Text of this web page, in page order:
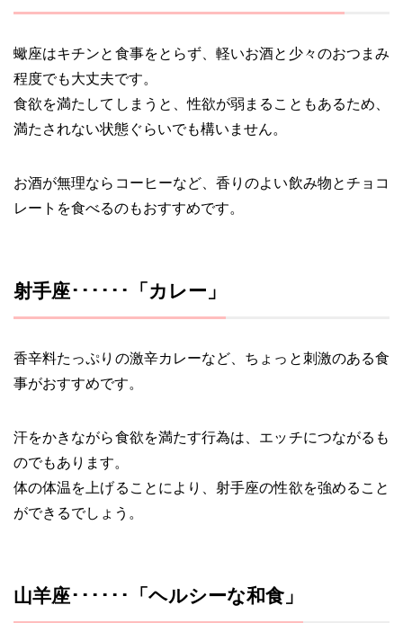
蠍座はキチンと食事をとらず、軽いお酒と少々のおつまみ
程度でも大丈夫です。
食欲を満たしてしまうと、性欲が弱まることもあるため、
満たされない状態ぐらいでも構いません。
お酒が無理ならコーヒーなど、香りのよい飲み物とチョコ
レートを食べるのもおすすめです。
射手座･･････「カレー」
香辛料たっぷりの激辛カレーなど、ちょっと刺激のある食
事がおすすめです。
汗をかきながら食欲を満たす行為は、エッチにつながるも
のでもあります。
体の体温を上げることにより、射手座の性欲を強めること
ができるでしょう。
山羊座･･････「ヘルシーな和食」